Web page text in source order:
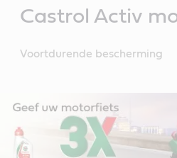
Castrol Activ
Voortdurende bescherming